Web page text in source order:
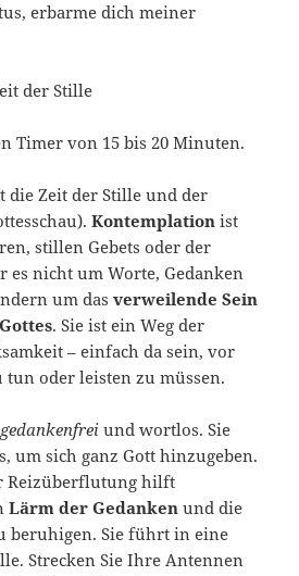
erbarme dich meiner
der Stille
Timer von 15 bis 20 Minuten.
die Zeit der Stille und der
Kontemplation ist
stillen Gebets oder der
es nicht um Worte, Gedanken
um dasverweilende Sein
. Sie ist ein Weg der
– einfach da sein, vor
tun oder leisten zu müssen.
gedankenfrei und wortlos. Sie
um sich ganz Gott hinzugeben.
Reizüberflutung hilft
Lärm der Gedanken und die
beruhigen. Sie führt in eine
Strecken Sie Ihre Antennen